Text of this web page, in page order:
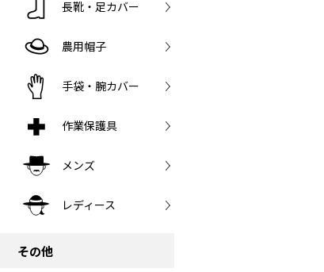
長靴・足カバー
農用帽子
手袋・腕カバー
作業保護具
メンズ
レディース
その他